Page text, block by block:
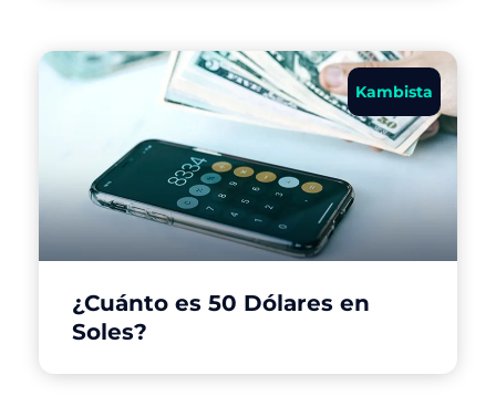
Kambista
¿Cuánto es 50 Dólares en
Soles?